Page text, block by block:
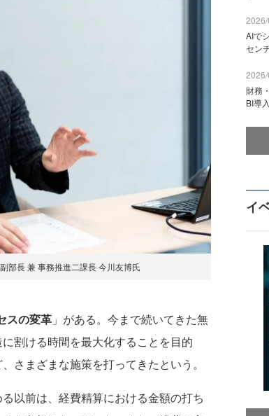
部長 兼 事務推進二課長 今川友博氏
スの変革 」がある。今まで続いてきた無
割ける時間を最大化することを目的
さまざまな施策を打ってきたという。
以前は、経費精算における金額の打ち
AIで
セン
財務
BI導
イ